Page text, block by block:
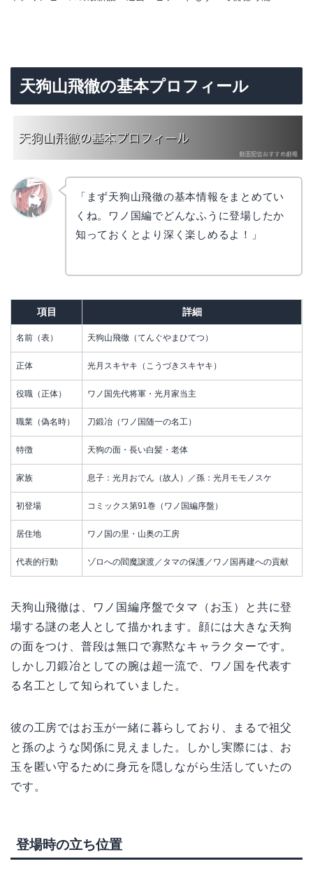
天狗山飛徹の基本プロフィール
「まず天狗山飛徹の基本情報をまとめてい
くね。ワノ国編でどんなふうに登場したか
知っておくとより深く楽しめるよ！」
項目 詳細
名前（表） 天狗山飛徹（てんぐやまひてつ）
正体 光月スキヤキ（こうづきスキヤキ）
役職（正体） ワノ国先代将軍・光月家当主
職業（偽名時） 刀鍛冶（ワノ国随一の名工）
特徴 天狗の面・長い白髪・老体
家族 息子：光月おでん（故人）／孫：光月モモノスケ
初登場 コミックス第91巻（ワノ国編序盤）
居住地 ワノ国の里・山奥の工房
代表的行動 ゾロへの閻魔譲渡／タマの保護／ワノ国再建への貢献
天狗山飛徹は、ワノ国編序盤でタマ（お玉）と共に登
場する謎の老人として描かれます。顔には大きな天狗
の面をつけ、普段は無口で寡黙なキャラクターです。
しかし刀鍛冶としての腕は超一流で、ワノ国を代表す
る名工として知られていました。
彼の工房ではお玉が一緒に暮らしており、まるで祖父
と孫のような関係に見えました。しかし実際には、お
玉を匿い守るために身元を隠しながら生活していたの
です。
登場時の立ち位置